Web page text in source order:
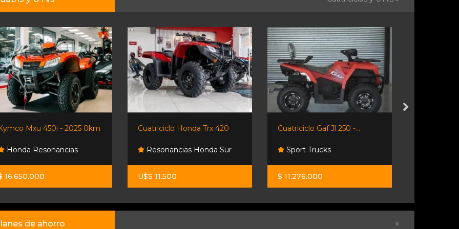
Mxu 450i - 2025 0km
Honda Resonancias
16.650.000
Cuatriciclo Honda Trx 420
Resonancias Honda Sur
U$S 11.500
Cuatriciclo Gaf Jl 250 -...
Sport Trucks
$ 11.276.000
de ahorro »